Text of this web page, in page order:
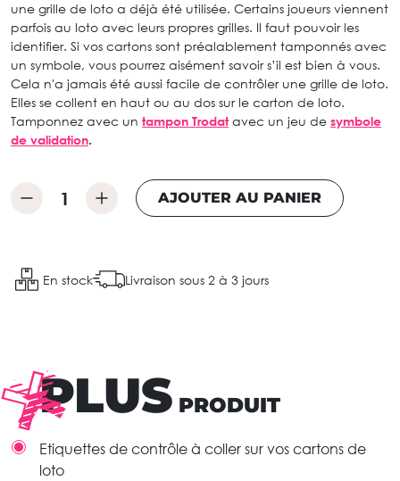
une grille de loto a déjà été utilisée. Certains joueurs viennent
parfois au loto avec leurs propres grilles. Il faut pouvoir les
identifier. Si vos cartons sont préalablement tamponnés avec
un symbole, vous pourrez aisément savoir s’il est bien à vous.
Cela n'a jamais été aussi facile de contrôler une grille de loto.
Elles se collent en haut ou au dos sur le carton de loto.
Tamponnez avec un tampon Trodatavec un jeu de symbole
de validation.
AJOUTER AU PANIER
En stock Livraison sous 2 à 3 jours
PLUS PRODUIT
Etiquettes de contrôle à coller sur vos cartons de
loto